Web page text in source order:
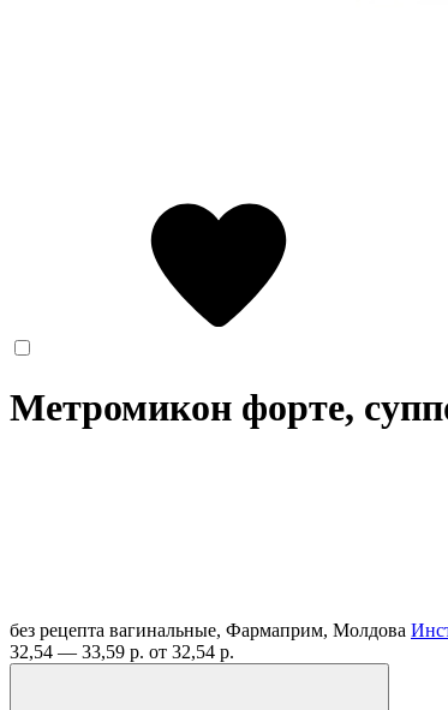
Метромикон форте,
без рецепта вагинальные, Фармаприм, Молдова
32,54 — 33,59 р. от 32,54 р.